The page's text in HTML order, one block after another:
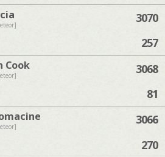
3070
257
Cook
3068
81
3066
270